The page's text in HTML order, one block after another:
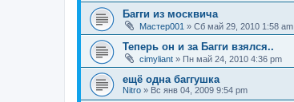
Багги из москвича
Мастер001 » Сб май 29, 2010 1:58 am
Теперь он и за Багги взялся..
cimyliant » Пн май 24, 2010 4:36 pm
ещё одна баггушка
Nitro » Вс янв 04, 2009 9:54 pm